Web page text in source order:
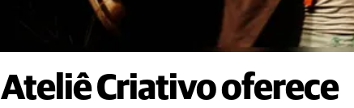
Ateliê Criativo oferece